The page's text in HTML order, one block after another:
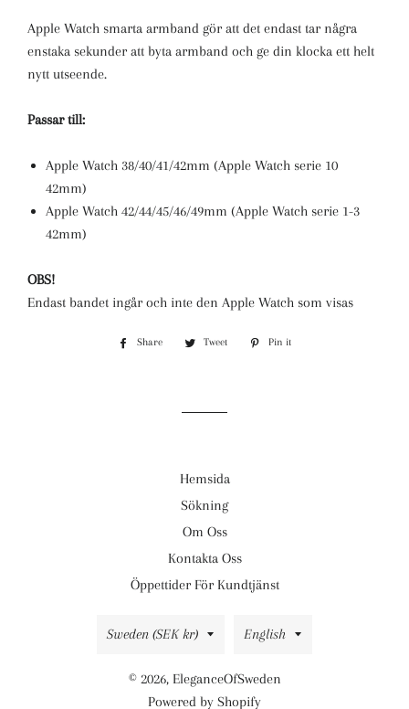
Apple Watch smarta armband gör att det endast tar några
enstaka sekunder att byta armband och ge din klocka ett helt
nytt utseende.
Passar till:
Apple Watch 38/40/41/42mm (Apple Watch serie 10
42mm)
Apple Watch 42/44/45/46/49mm (Apple Watch serie 1-3
42mm)
OBS!
Endast bandet ingår och inte den Apple Watch som visas
Share
Share
Tweet
Tweet
Pin it
Hemsida
Sökning
Om Oss
Kontakta Oss
Öppettider För Kundtjänst
Country/region
Sweden (SEK kr) Language
English
© 2026, EleganceOfSweden
Powered by Shopify